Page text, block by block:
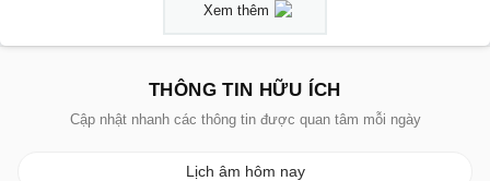
Xem thêm
THÔNG TIN HỮU ÍCH
Cập nhật nhanh các thông tin được quan tâm mỗi ngày
Lịch âm hôm nay